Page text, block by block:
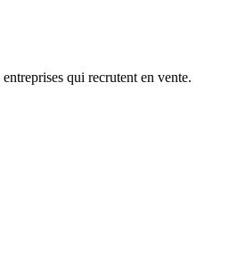
qui recrutent en vente.